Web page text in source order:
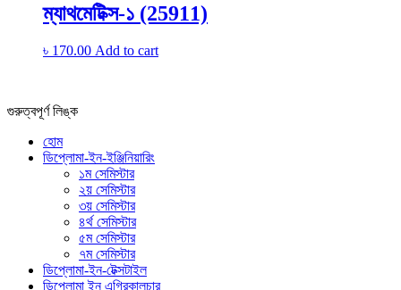
ম্যাথমেটিক্স-১ (25911)
৳ 170.00 Add to cart
গুরুত্বপূর্ণ লিঙ্ক
হোম
ডিপ্লোমা-ইন-ইঞ্জিনিয়ারিং
১ম সেমিস্টার
২য় সেমিস্টার
৩য় সেমিস্টার
৪র্থ সেমিস্টার
৫ম সেমিস্টার
৭ম সেমিস্টার
ডিপ্লোমা-ইন-টেক্সটাইল
ডিপ্লোমা ইন এগ্রিকালচার